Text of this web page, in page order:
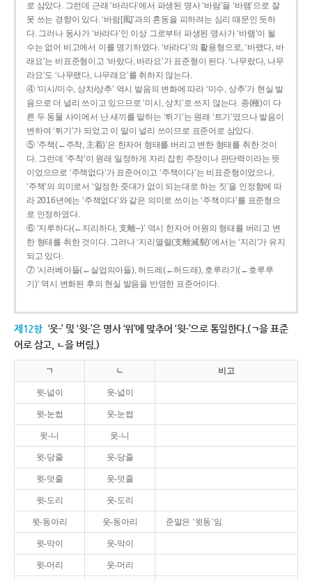
로 삼았다. 그런데 근래 ‘바라다’에서 파생된 명사 ‘바람’을 ‘바램’으로 잘
못 쓰는 경향이 있다. ‘바람[風]’과의 혼동을 피하려는 심리 때문인 듯하
다. 그러나 동사가 ‘바라다’인 이상 그로부터 파생된 명사가 ‘바램’이 될
수는 없어 비고에서 이를 명기하였다. ‘바라다’의 활용형으로, ‘바랬다, 바
래요’는 비표준형이고 ‘바랐다, 바라요’가 표준형이 된다. ‘나무랐다, 나무
라요’도 ‘나무랬다, 나무래요’를 취하지 않는다.
④ ‘미시/미수, 상치/상추’ 역시 발음의 변화에 따라 ‘미수, 상추’가 현실 발
음으로 더 널리 쓰이고 있으므로 ‘미시, 상치’로 쓰지 않는다. 종(種)이 다
른 두 동물 사이에서 난 새끼를 말하는 ‘튀기’는 원래 ‘트기’였으나 발음이
변하여 ‘튀기’가 되었고 이 말이 널리 쓰이므로 표준어로 삼았다.
⑤ ‘주책(←주착, 主着)’은 한자어 형태를 버리고 변한 형태를 취한 것이
다. 그런데 ‘주착’이 원래 일정하게 자리 잡힌 주장이나 판단력이라는 뜻
이었으므로 ‘주책없다’가 표준어이고 ‘주책이다’는 비표준형이었으나,
‘주책’의 의미로서 ‘일정한 줏대가 없이 되는대로 하는 짓’을 인정함에 따
라 2016년에는 ‘주책없다’와 같은 의미로 쓰이는 ‘주책이다’를 표준형으
로 인정하였다.
⑥ ‘지루하다(←지리하다, 支離--)’ 역시 한자어 어원의 형태를 버리고 변
한 형태를 취한 것이다. 그러나 ‘지리멸렬(支離滅裂)’에서는 ‘지리’가 유지
되고 있다.
⑦ ‘시러베아들(←실업의아들), 허드레(←허드래), 호루라기(←호루루
기)’ 역시 변화된 후의 현실 발음을 반영한 표준어이다.
제12항 ‘웃-’ 및 ‘윗-’은 명사 ‘위’에 맞추어 ‘윗-’으로 통일한다.(ㄱ을 표준
어로 삼고, ㄴ을 버림.)
ㄱ ㄴ 비고
윗-넓이 웃-넓이
윗-눈썹 웃-눈썹
윗-니 웃-니
윗-당줄 웃-당줄
윗-덧줄 웃-덧줄
윗-도리 웃-도리
윗-동아리 웃-동아리 준말은 ‘윗동’임.
윗-막이 웃-막이
윗-머리 웃-머리